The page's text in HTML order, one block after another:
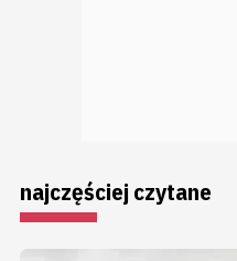
najczęściej czytane